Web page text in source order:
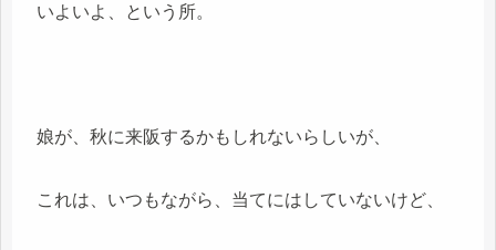
いよいよ、という所。
娘が、秋に来阪するかもしれないらしいが、
これは、いつもながら、当てにはしていないけど、